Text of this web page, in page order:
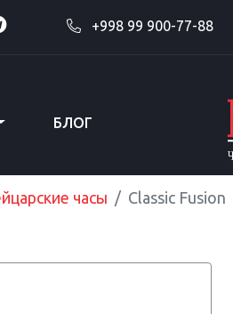
+998 99 900-77-88
БЛОГ
часы Classic Fusion